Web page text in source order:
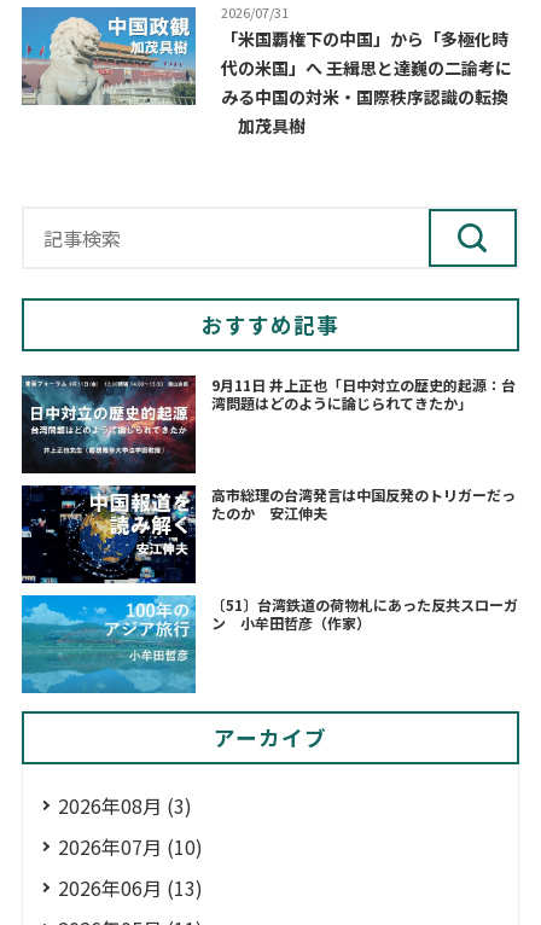
2026/07/31
「米国覇権下の中国」から「多極化時
代の米国」へ ――王緝思と達巍の二論考に
みる中国の対米・国際秩序認識の転換
加茂具樹
おすすめ記事
9月11日 井上正也「日中対立の歴史的起源：台
湾問題はどのように論じられてきたか」
高市総理の台湾発言は中国反発のトリガーだっ
たのか 安江伸夫
〔51〕台湾鉄道の荷物札にあった反共スローガ
ン 小牟田哲彦（作家）
アーカイブ
2026年08月 (3)
2026年07月 (10)
2026年06月 (13)